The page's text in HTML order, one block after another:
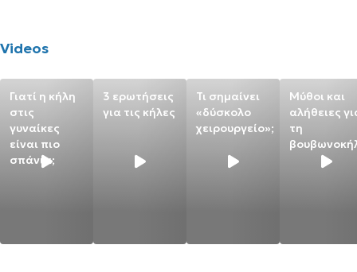
Videos
Γιατί η κήλη
στις
γυναίκες
είναι πιο
σπάνια;
3 ερωτήσεις
για τις κήλες
Τι σημαίνει
«δύσκολο
χειρουργείο»;
Μύθοι και
αλήθειες
τη